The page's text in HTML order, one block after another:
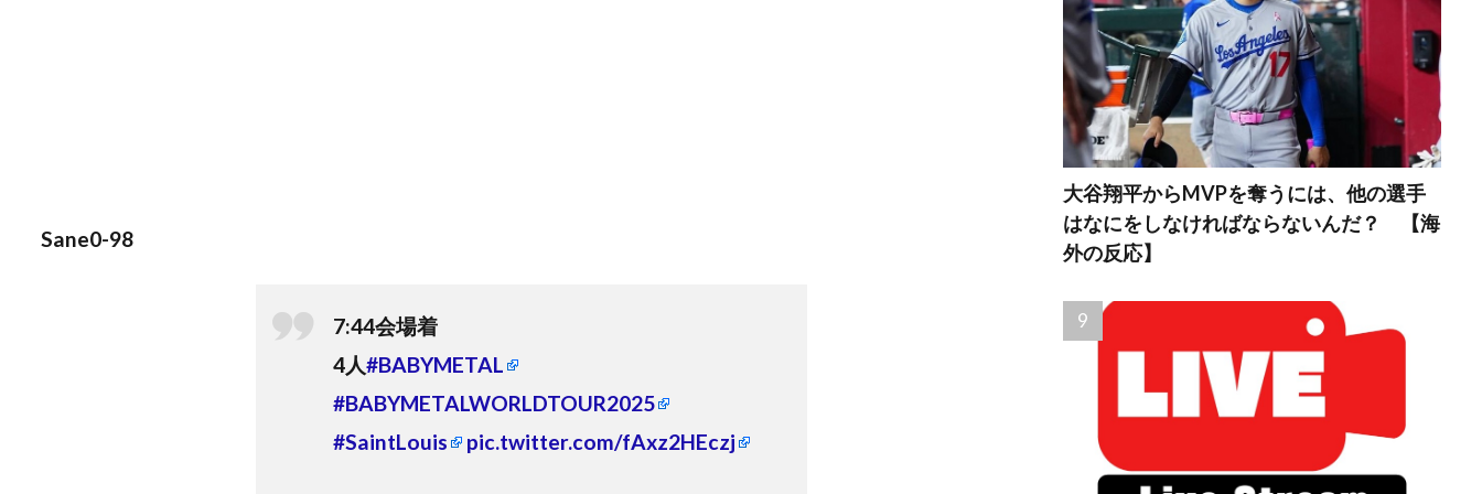
Sane0-98
7:44会場着
4人#BABYMETAL
#BABYMETALWORLDTOUR2025
#SaintLouis
pic.twitter.com/fAxz2HEczj
大谷翔平からMVPを奪うには、他の選手
はなにをしなければならないんだ？ 【海
外の反応】